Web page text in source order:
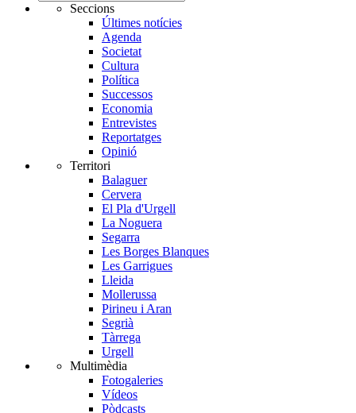
Seccions
Últimes notícies
Agenda
Societat
Cultura
Política
Successos
Economia
Entrevistes
Reportatges
Opinió
Territori
Balaguer
Cervera
El Pla d'Urgell
La Noguera
Segarra
Les Borges Blanques
Les Garrigues
Lleida
Mollerussa
Pirineu i Aran
Segrià
Tàrrega
Urgell
Multimèdia
Fotogaleries
Vídeos
Pòdcasts